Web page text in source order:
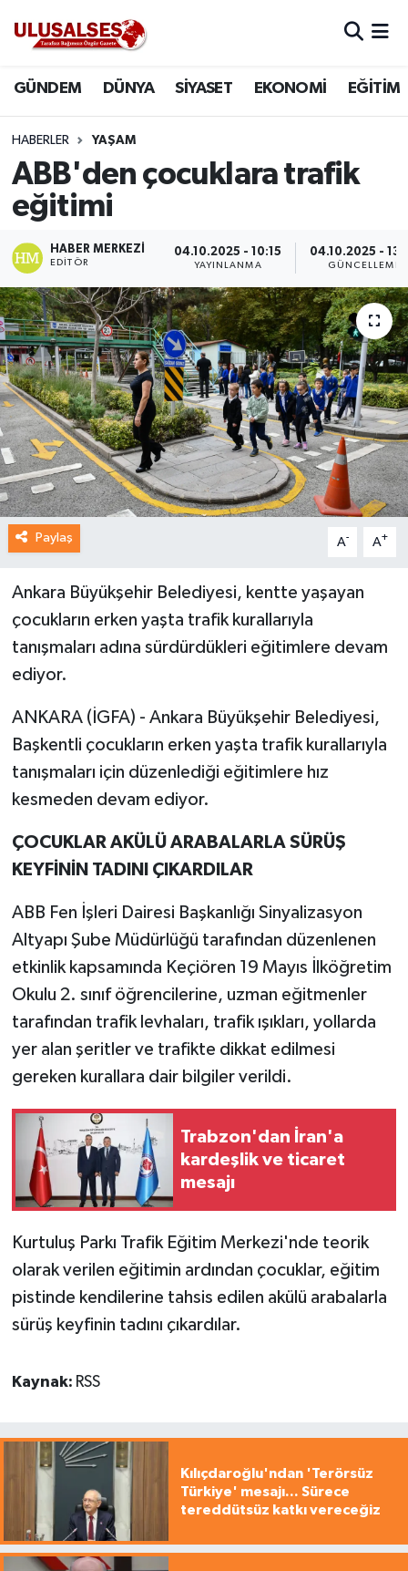
GÜNDEM DÜNYA SİYASET EKONOMİ EĞİTİM
HABERLER YAŞAM
ABB'den çocuklara trafik
eğitimi
HABER MERKEZI
EDITÖR
04.10.2025 - 10:15
YAYINLANMA
04.10.2025 -
GÜNCELLEME
Paylaş A- A+
Ankara Büyükşehir Belediyesi, kentte yaşayan
çocukların erken yaşta trafik kurallarıyla
tanışmaları adına sürdürdükleri eğitimlere devam
ediyor.
ANKARA (İGFA) - Ankara Büyükşehir Belediyesi,
Başkentli çocukların erken yaşta trafik kurallarıyla
tanışmaları için düzenlediği eğitimlere hız
kesmeden devam ediyor.
ÇOCUKLAR AKÜLÜ ARABALARLA SÜRÜŞ
KEYFİNİN TADINI ÇIKARDILAR
ABB Fen İşleri Dairesi Başkanlığı Sinyalizasyon
Altyapı Şube Müdürlüğü tarafından düzenlenen
etkinlik kapsamında Keçiören 19 Mayıs İlköğretim
Okulu 2. sınıf öğrencilerine, uzman eğitmenler
tarafından trafik levhaları, trafik ışıkları, yollarda
yer alan şeritler ve trafikte dikkat edilmesi
gereken kurallara dair bilgiler verildi.
Trabzon'dan İran'a
kardeşlik ve ticaret
mesajı
Kurtuluş Parkı Trafik Eğitim Merkezi'nde teorik
olarak verilen eğitimin ardından çocuklar, eğitim
pistinde kendilerine tahsis edilen akülü arabalarla
sürüş keyfinin tadını çıkardılar.
Kaynak: RSS
Kılıçdaroğlu'ndan 'Terörsüz
Türkiye' mesajı... Sürece
tereddütsüz katkı vereceğiz
DÜNYA
SİYASET
EKONOMİ
EĞİTİM
SAĞLIK
MAGAZİN
SPOR
Trafik Durumu
Süper Lig Puan Durumu ve Fikstür
Tüm Manşetler
Son Dakika Haberleri
Haber Arşivi